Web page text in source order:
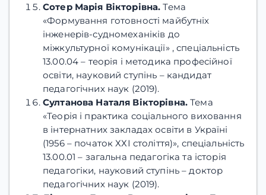
Сотер Марія Вікторівна.Тема
«Формування готовності майбутніх
інженерів-судномеханіків до
міжкультурної комунікації» , спеціальність
13.00.04 – теорія і методика професійної
освіти, науковий ступінь – кандидат
педагогічних наук (2019).
Султанова Наталя Вікторівна.Тема
«Теорія і практика соціального виховання
в інтернатних закладах освіти в Україні
(1956 – початок ХХІ століття)», спеціальність
13.00.01 – загальна педагогіка та історія
педагогіки, науковий ступінь – доктор
педагогічних наук (2019).